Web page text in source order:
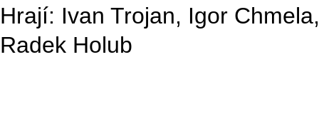
Hrají: Ivan Trojan, Igor
Radek Holub